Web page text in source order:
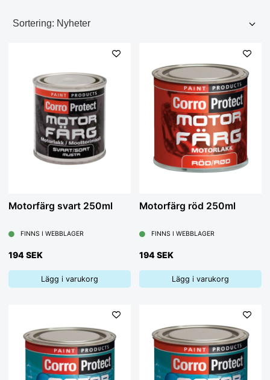
Motorfärg svart 250ml
FINNS I WEBBLAGER
194 SEK
Lägg i varukorg
Motorfärg röd 250ml
FINNS I WEBBLAGER
194 SEK
Lägg i varukorg